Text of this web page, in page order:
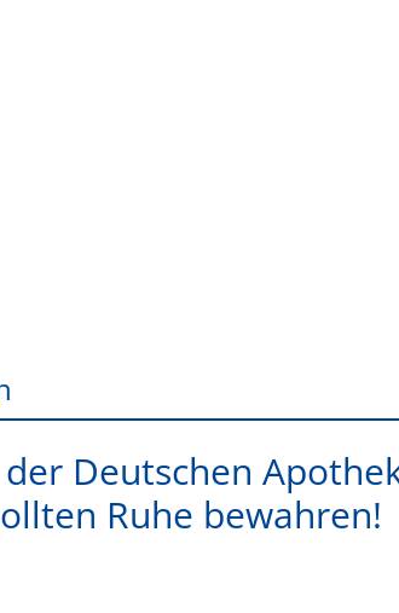
Deutschen
Ruhe bewahren!